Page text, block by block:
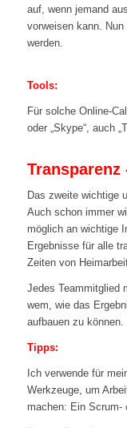
auf, wenn jemand
vorweisen kann.
werden.
Tools:
Für solche Online-
oder „Skype“, auch
Das zweite wichtige
Auch schon immer
möglich an wichtige
Ergebnisse für alle
Zeiten von
Jedes Teammitglied
wem, wie das
aufbauen zu können.
Tipps:
Ich verwende für
Werkzeuge, um
machen: Ein Scrum-